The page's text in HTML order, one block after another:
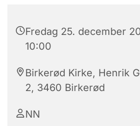
Fredag 25. december
10:00
Birkerød Kirke, Henrik
2, 3460 Birkerød
NN